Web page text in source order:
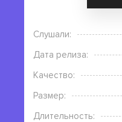
Слушали:
Дата релиза:
Качество:
Размер:
Длительность: